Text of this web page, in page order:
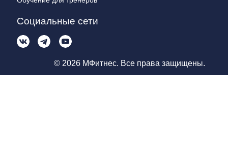
Социальные сети
© 2026 МФитнес. Все права защищены.